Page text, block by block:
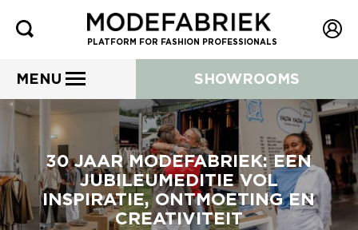
PLATFORM FOR FASHION PROFESSIONALS
MENU SHOWROOMS
30 JAAR MODEFABRIEK: EEN
JUBILEUMEDITIE VOL
INSPIRATIE, ONTMOETING EN
CREATIVITEIT